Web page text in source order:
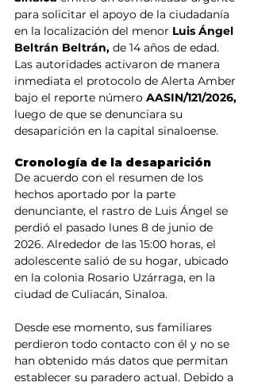
para solicitar el apoyo de la ciudadanía
en la localización del menor Luis Ángel
Beltrán Beltrán, de 14 años de edad.
Las autoridades activaron de manera
inmediata el protocolo de Alerta Amber
bajo el reporte número AASIN/121/2026,
luego de que se denunciara su
desaparición en la capital sinaloense.
Cronología de la desaparición
De acuerdo con el resumen de los
hechos aportado por la parte
denunciante, el rastro de Luis Ángel se
perdió el pasado lunes 8 de junio de
2026. Alrededor de las 15:00 horas, el
adolescente salió de su hogar, ubicado
en la colonia Rosario Uzárraga, en la
ciudad de Culiacán, Sinaloa.
Desde ese momento, sus familiares
perdieron todo contacto con él y no se
han obtenido más datos que permitan
establecer su paradero actual. Debido a